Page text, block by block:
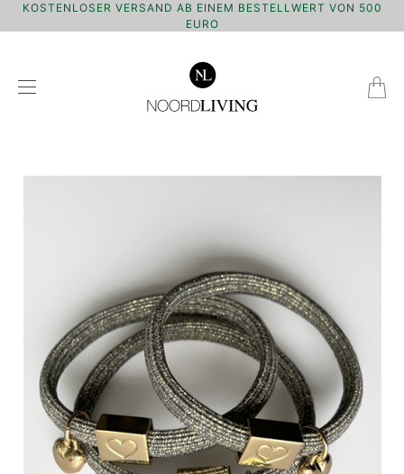
KOSTENLOSER VERSAND AB EINEM BESTELLWERT VON 500
EURO